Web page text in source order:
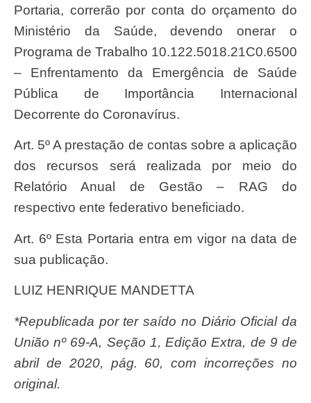
Portaria, correrão por conta do orçamento do
Ministério da Saúde, devendo onerar o
Programa de Trabalho 10.122.5018.21C0.6500
– Enfrentamento da Emergência de Saúde
Pública de Importância Internacional
Decorrente do Coronavírus.
Art. 5º A prestação de contas sobre a aplicação
dos recursos será realizada por meio do
Relatório Anual de Gestão – RAG do
respectivo ente federativo beneficiado.
Art. 6º Esta Portaria entra em vigor na data de
sua publicação.
LUIZ HENRIQUE MANDETTA
*Republicada por ter saído no Diário Oficial da
União nº 69-A, Seção 1, Edição Extra, de 9 de
abril de 2020, pág. 60, com incorreções no
original.